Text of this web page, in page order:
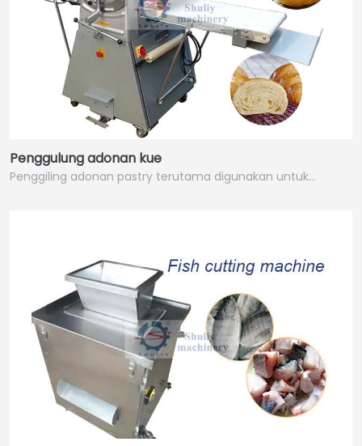
Penggulung adonan kue
Penggiling adonan pastry terutama digunakan untuk…